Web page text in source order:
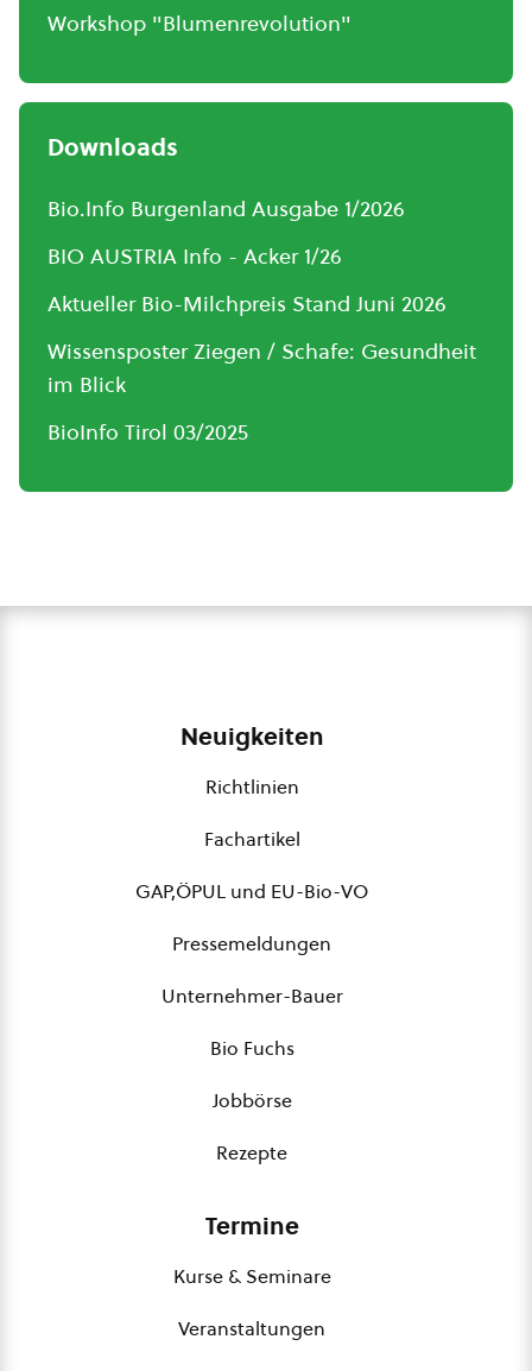
Workshop "Blumenrevolution"
Downloads
Bio.Info Burgenland Ausgabe 1/2026
BIO AUSTRIA Info - Acker 1/26
Aktueller Bio-Milchpreis Stand Juni 2026
Wissensposter Ziegen / Schafe: Gesundheit
im Blick
BioInfo Tirol 03/2025
Neuigkeiten
Richtlinien
Fachartikel
GAP,ÖPUL und EU-Bio-VO
Pressemeldungen
Unternehmer-Bauer
Bio Fuchs
Jobbörse
Rezepte
Termine
Kurse & Seminare
Veranstaltungen